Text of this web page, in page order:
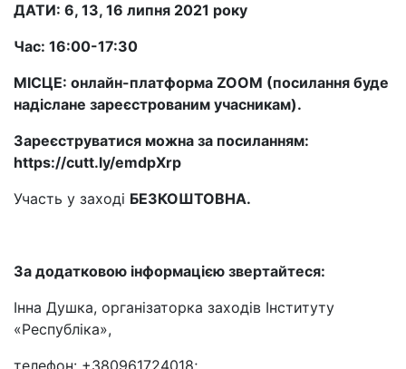
ДАТИ: 6, 13, 16 липня 2021 року
Час: 16:00-17:30
МІСЦЕ: онлайн-платформа ZOOM (посилання буде
надіслане зареєстрованим учасникам).
Зареєструватися можна за посиланням:
https://cutt.ly/emdpXrp
Участь у заході БЕЗКОШТОВНА.
За додатковою інформацією звертайтеся:
Інна Душка, організаторка заходів Інституту
«Республіка»,
телефон: +380961724018;